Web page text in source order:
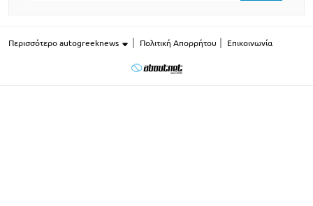
Περισσότερο autogreeknews Πολιτική Απορρήτου Επικοινωνία